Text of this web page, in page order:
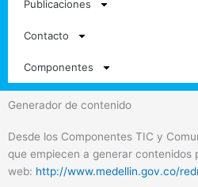
Publicaciones
Contacto
Componentes
Generador de contenido
Desde los Componentes TIC y
que empiecen a generar contenidos
web: http://www.medellin.gov.co/